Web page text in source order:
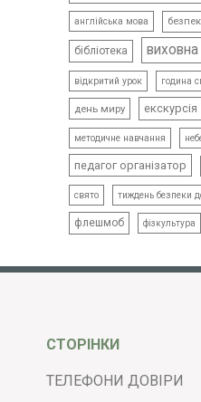
англійська мова
бібліотека
відкритий урок година
день миру екскурсія
методичне навчання
педагог організатор
свято тиждень безпеки
флешмоб фізкультура
СТОРІНКИ
ТЕЛЕФОНИ ДОВІРИ